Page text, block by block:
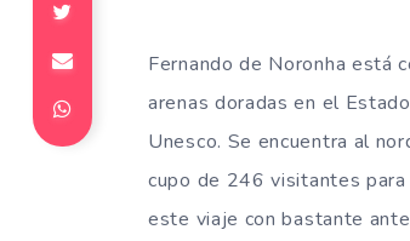
Fernando de Noronha está
arenas doradas en el
Unesco. Se encuentra al
cupo de 246 visitantes
este viaje con bastante